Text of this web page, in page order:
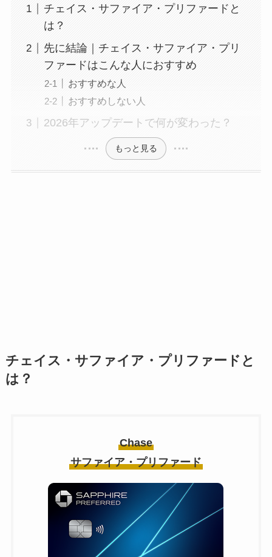
チェイス・サファイア・プリファードと
は？
先に結論｜チェイス・サファイア・プリ
ファードはこんな人におすすめ
おすすめな人
おすすめしない人
2026年アップデートで何が変わった？
もっと見る
チェイス・サファイア・プリファード と
は？
Chase
サファイア・プリファード